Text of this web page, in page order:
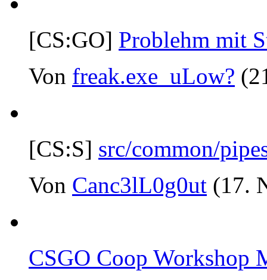
[CS:GO] Problehm mit
Von freak.exe_uLow?
[CS:S] src/common/
Von Canc3lL0g0ut (17.
CSGO Coop Workshop